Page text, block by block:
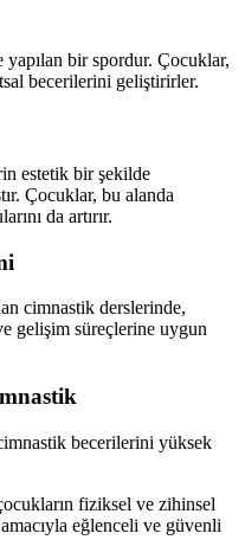
bir spordur. Çocuklar,
becerilerini geliştirirler.
estetik bir şekilde
Çocuklar, bu alanda
da artırır.
cimnastik derslerinde,
gelişim süreçlerine uygun
becerilerini yüksek
fiziksel ve zihinsel
eğlenceli ve güvenli